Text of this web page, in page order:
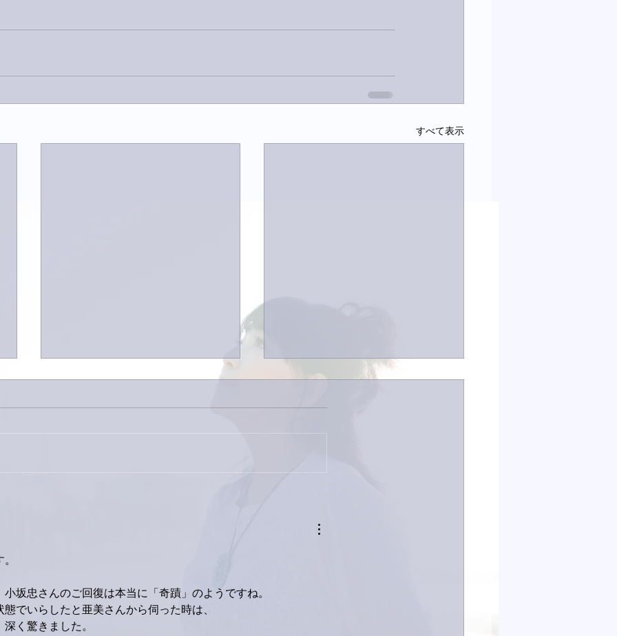
すべて表示
坂忠さんのご回復は本当に「奇蹟」のようですね。
でいらしたと亜美さんから伺った時は、
く驚きました。